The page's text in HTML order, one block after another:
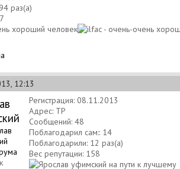
раз(а)
12:13
Регистрация: 08.11.2013
Адрес: ТР
Сообщений: 48
Поблагодарил сам:: 14
Поблагодарили: 12 раз(а)
Вес репутации: 158